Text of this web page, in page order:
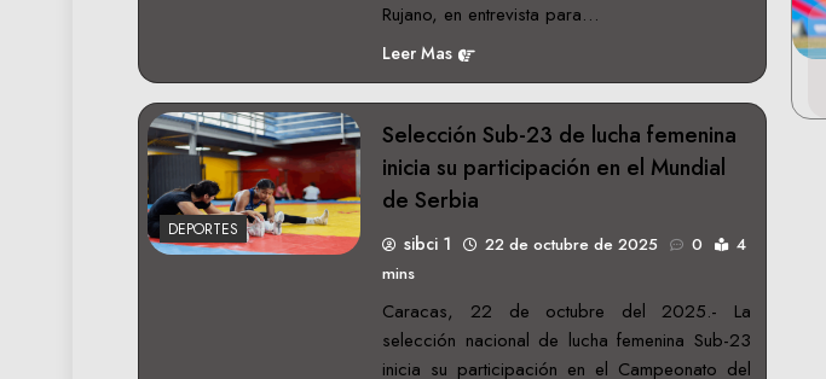
Rujano, en entrevista para…
Leer Mas
DEPORTES
Selección Sub-23 de lucha femenina
inicia su participación en el Mundial
de Serbia
sibci 1 22 de octubre de 2025 0
4
mins
Caracas, 22 de octubre del 2025.- La
selección nacional de lucha femenina Sub-23
inicia su participación en el Campeonato del